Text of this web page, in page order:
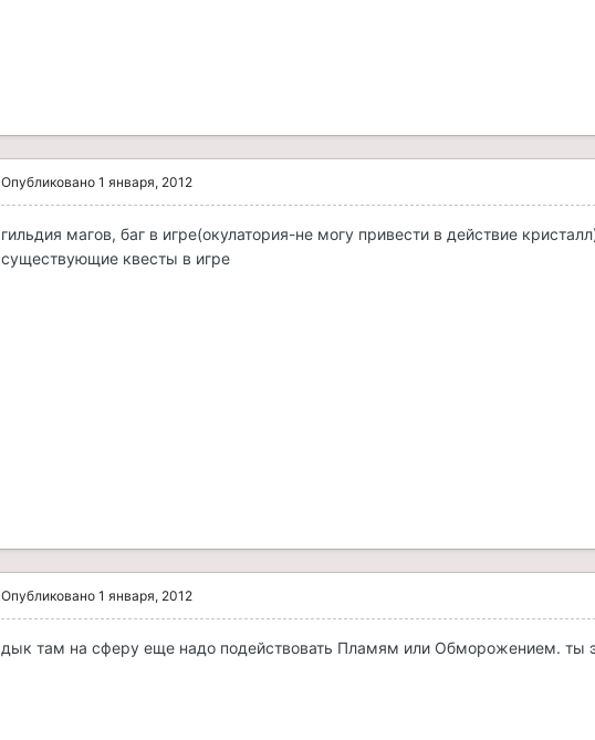
Опубликовано 1 января, 2012
гильдия магов, баг в игре(окулатория-не могу привести в действие
существующие квесты в игре
Опубликовано 1 января, 2012
дык там на сферу еще надо подействовать Пламям или Обморожением. ты